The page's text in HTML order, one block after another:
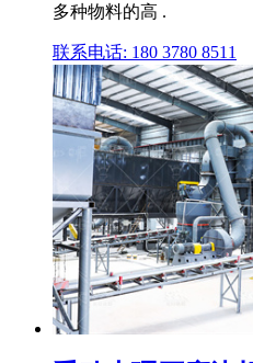
多种物料的高 .
联系电话: 180 3780 8511